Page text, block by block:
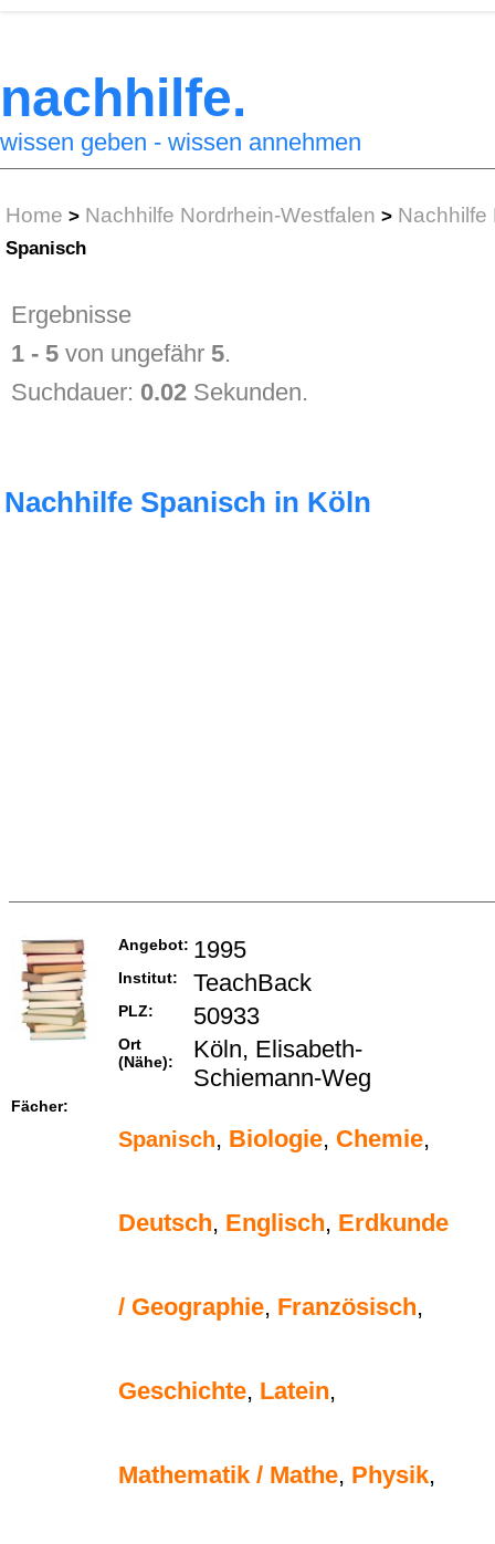
nachhilfe.
wissen geben - wissen annehmen
Home > Nachhilfe Nordrhein-Westfalen > Nachhilfe
Spanisch
Ergebnisse
1 - 5 von ungefähr 5.
Suchdauer: 0.02 Sekunden.
Nachhilfe Spanisch in Köln
Angebot: 1995
Institut: TeachBack
PLZ: 50933
Ort
(Nähe):
Köln, Elisabeth-
Schiemann-Weg
Fächer:
Spanisch, Biologie, Chemie,
Deutsch, Englisch, Erdkunde
/ Geographie, Französisch,
Geschichte, Latein,
Mathematik / Mathe, Physik,